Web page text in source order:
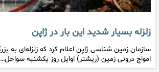
زلزله بسیار شدید این بار در ژاپن
امواج درونی زمین (ریشتر) اوایل روز یکشنبه سواحل…